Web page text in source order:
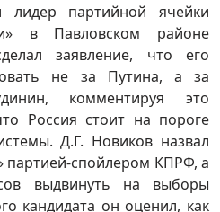
лидер партийной ячейки
в Павловском районе
заявление, что его
не за Путина, а за
комментируя это
Россия стоит на пороге
Д.Г. Новиков назвал
партией-спойлером КПРФ, а
выдвинуть на выборы
кандидата он оценил, как